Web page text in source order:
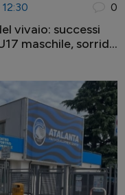
0
vivaio: successi
maschile, sorride